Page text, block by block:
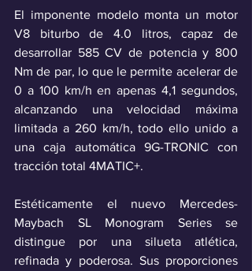
El imponente modelo monta un motor
V8 biturbo de 4.0 litros, capaz de
desarrollar 585 CV de potencia y 800
Nm de par, lo que le permite acelerar de
0 a 100 km/h en apenas 4,1 segundos,
alcanzando una velocidad máxima
limitada a 260 km/h, todo ello unido a
una caja automática 9G-TRONIC con
tracción total 4MATIC+.
Estéticamente el nuevo Mercedes-
Maybach SL Monogram Series se
distingue por una silueta atlética,
refinada y poderosa. Sus proporciones